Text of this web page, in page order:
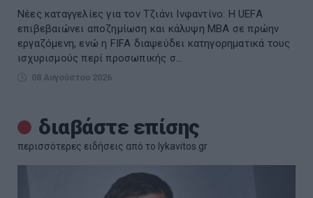
Νέες καταγγελίες για τον Τζιάνι Ινφαντίνο: Η UEFA
επιβεβαιώνει αποζημίωση και κάλυψη MBA σε πρώην
εργαζόμενη, ενώ η FIFA διαψεύδει κατηγορηματικά τους
ισχυρισμούς περί προσωπικής σ...
08 Αυγούστου 2026
διαβάστε επίσης
περισσότερες ειδήσεις από το lykavitos.gr